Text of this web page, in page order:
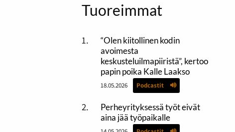
Tuoreimmat
“Olen kiitollinen kodin
avoimesta
keskusteluilmapiiristä”, kertoo
papin poika Kalle Laakso
18.05.2026 Podcastit
Perheyrityksessä työt eivät
aina jää työpaikalle